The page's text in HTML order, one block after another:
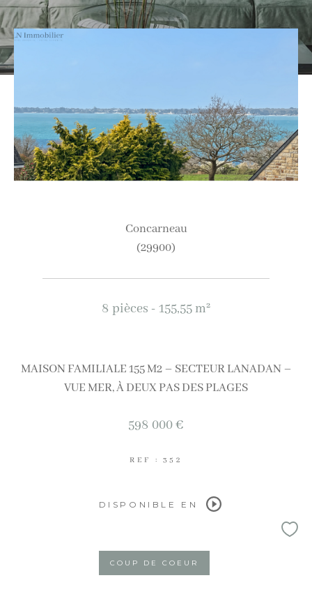
concarneau
(29900)
8 pièces - 155,55 m²
MAISON FAMILIALE 155 M2 – SECTEUR LANADAN –
VUE MER, À DEUX PAS DES PLAGES
598 000 €
REF : 352
DISPONIBLE EN
COUP DE COEUR
Ville
Surface
Surface
Terrasse Parking Piscine
Exclusivités
RECHERCHER